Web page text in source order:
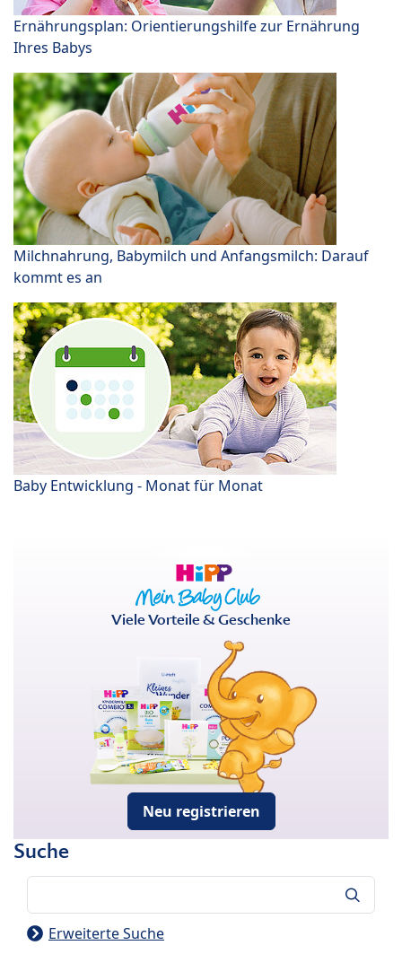
Ernährungsplan: Orientierungshilfe zur Ernährung
Ihres Babys
Milchnahrung, Babymilch und Anfangsmilch: Darauf
kommt es an
Baby Entwicklung - Monat für Monat
Viele Vorteile & Geschenke
Neu registrieren
Suche
Erweiterte Suche